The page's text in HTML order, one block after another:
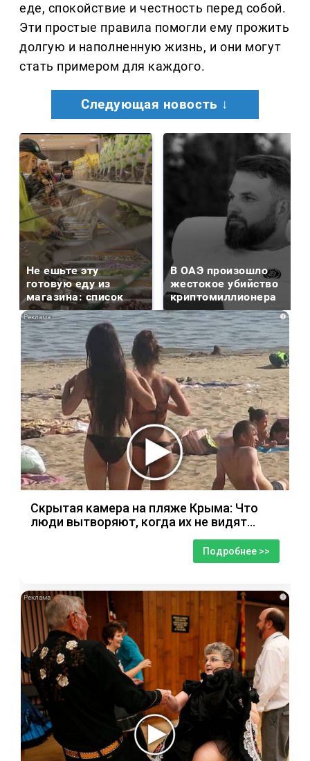
еде, спокойствие и честность перед собой.
Эти простые правила помогли ему прожить
долгую и наполненную жизнь, и они могут
стать примером для каждого.
Следующая новость ↓
Не ешьте эту
готовую еду из
магазина: список
В ОАЭ произошло
жестокое убийство
криптомиллионера
i
Скрытая камера на пляже Крыма: Что
люди вытворяют, когда их не видят...
Подробнее >>
i